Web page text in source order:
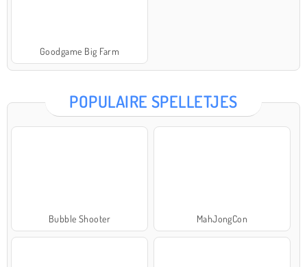
Goodgame Big Farm
POPULAIRE SPELLETJES
Bubble Shooter MahJongCon